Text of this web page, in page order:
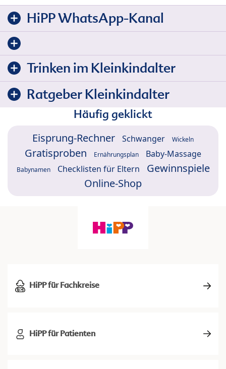
HiPP WhatsApp-Kanal
Trinken im Kleinkindalter
Ratgeber Kleinkindalter
Häufig geklickt
Eisprung-Rechner Schwanger Wickeln
Gratisproben Ernährungsplan Baby-Massage
Babynamen Checklisten für Eltern
Gewinnspiele
Online-Shop
HiPP für Fachkreise
HiPP für Patienten